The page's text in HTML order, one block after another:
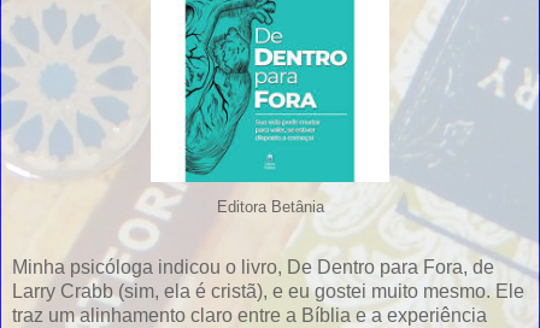
Editora Betânia
Minha psicóloga indicou o livro, De Dentro para Fora, de
Larry Crabb (sim, ela é cristã), e eu gostei muito mesmo. Ele
traz um alinhamento claro entre a Bíblia e a experiência